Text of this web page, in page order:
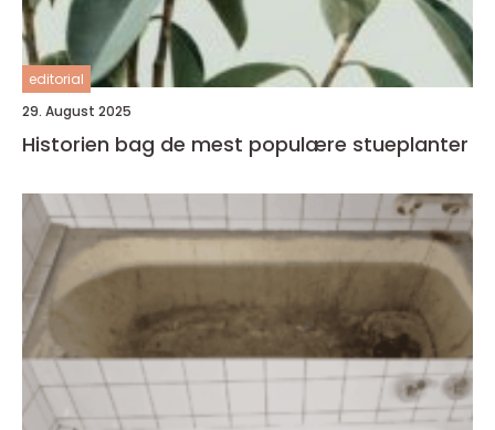
editorial
29. August 2025
Historien bag de mest populære stueplanter